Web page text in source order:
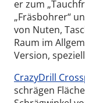
er zum
„Fräsbohrer“
von Nuten,
Raum im
Version,
CrazyDrill
schrägen